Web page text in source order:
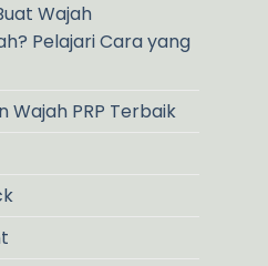
Wajah
Pelajari Cara yang
Wajah PRP Terbaik